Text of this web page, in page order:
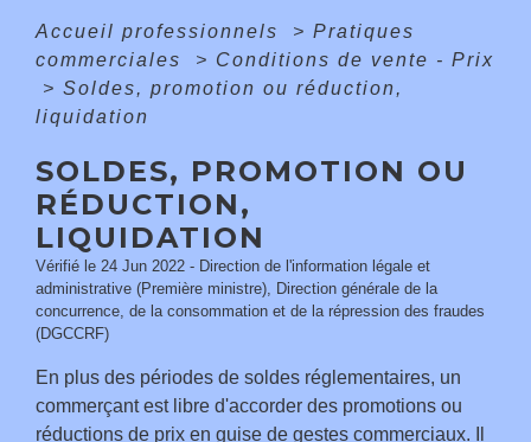
Accueil professionnels > Pratiques
commerciales
> Conditions de vente - Prix
> Soldes, promotion ou réduction,
liquidation
SOLDES, PROMOTION OU
RÉDUCTION,
LIQUIDATION
Vérifié le 24 Jun 2022 - Direction de l'information légale et
administrative (Première ministre), Direction générale de la
concurrence, de la consommation et de la répression des fraudes
(DGCCRF)
En plus des périodes de soldes réglementaires, un
commerçant est libre d'accorder des promotions ou
réductions de prix en guise de gestes commerciaux. Il